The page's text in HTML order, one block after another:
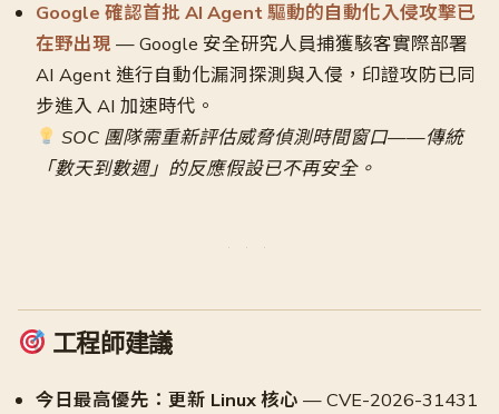
Google 確認首批 AI Agent 驅動的自動化入侵攻擊已
在野出現 — Google 安全研究人員捕獲駭客實際部署
AI Agent 進行自動化漏洞探測與入侵，印證攻防已同
步進入 AI 加速時代。
SOC 團隊需重新評估威脅偵測時間窗口——傳統
「數天到數週」的反應假設已不再安全。
工程師建議
今日最高優先：更新 Linux 核心 — CVE-2026-31431